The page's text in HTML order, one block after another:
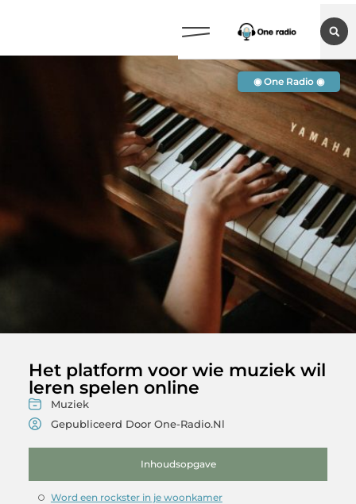
Het platform voor wie muziek wil
leren spelen online
Muziek
Gepubliceerd Door One-Radio.nl
Inhoudsopgave
Word een rockster in je woonkamer
◉ One Radio ◉